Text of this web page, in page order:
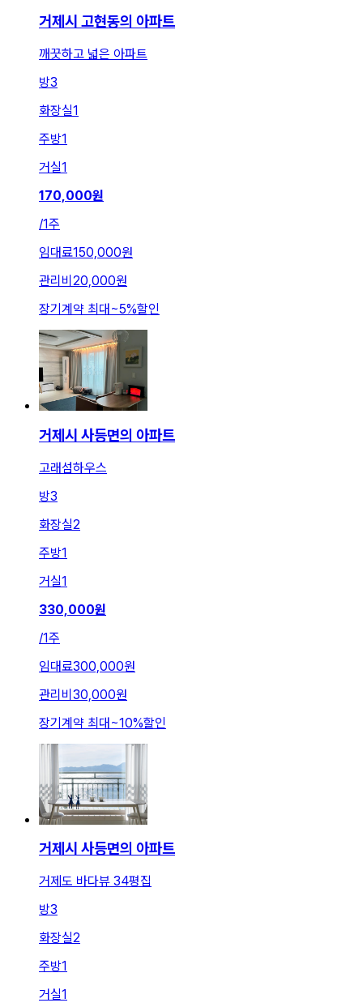
거제시 고현동의 아파트
깨끗하고 넓은 아파트
방3
화장실1
주방1
거실1
170,000원
/1주
임대료150,000원
관리비 20,000원
장기계약 최대~5%할인
거제시 사등면의 아파트
고래섬하우스
방3
화장실2
주방1
거실1
330,000원
/1주
임대료300,000원
관리비 30,000원
장기계약 최대~10%할인
거제시 사등면의 아파트
거제도 바다뷰 34평집
방3
화장실2
주방1
거실1